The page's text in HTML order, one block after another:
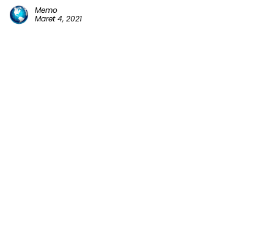
Memo
Maret 4, 2021